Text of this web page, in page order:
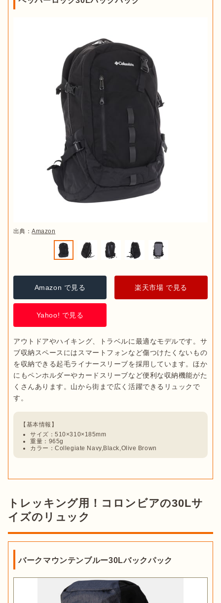
出典：Amazon
Amazon で見る 楽天市場 で見る
Yahoo! で見る
アウトドアやハイキング、トラベルに最適なモデルです。サ
ブ収納スペースにはスマートフォンなど傷つけたくないもの
を収納できる起毛ライナースリーブを採用しています。ほか
にもペンホルダーやカードスリーブなど便利な収納機能がた
くさんあります。山から街まで広く活躍できるリュックで
サイズ：510×310×185mm
重量：965g
カラー：Collegiate Navy,Black,Olive Brown
トレッキング用！コロンビアの30Lサ
イズのリュック
バークマウンテンブルー30Lバックパック